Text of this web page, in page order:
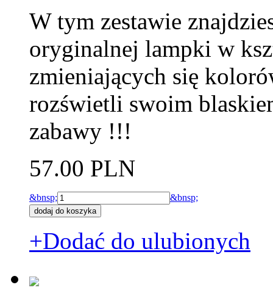
W tym zestawie
oryginalnej lampki w
zmieniających się
rozświetli swoim
zabawy !!!
57.00 PLN
&bnsp; &bnsp;
+Dodać do ulubionych